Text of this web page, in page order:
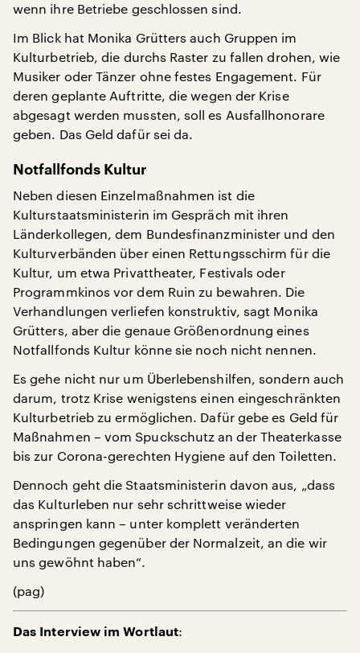
wenn ihre Betriebe geschlossen sind.
Im Blick hat Monika Grütters auch Gruppen im
Kulturbetrieb, die durchs Raster zu fallen drohen, wie
Musiker oder Tänzer ohne festes Engagement. Für
deren geplante Auftritte, die wegen der Krise
abgesagt werden mussten, soll es Ausfallhonorare
geben. Das Geld dafür sei da.
Notfallfonds Kultur
Neben diesen Einzelmaßnahmen ist die
Kulturstaatsministerin im Gespräch mit ihren
Länderkollegen, dem Bundesfinanzminister und den
Kulturverbänden über einen Rettungsschirm für die
Kultur, um etwa Privattheater, Festivals oder
Programmkinos vor dem Ruin zu bewahren. Die
Verhandlungen verliefen konstruktiv, sagt Monika
Grütters, aber die genaue Größenordnung eines
Notfallfonds Kultur könne sie noch nicht nennen.
Es gehe nicht nur um Überlebenshilfen, sondern auch
darum, trotz Krise wenigstens einen eingeschränkten
Kulturbetrieb zu ermöglichen. Dafür gebe es Geld für
Maßnahmen – vom Spuckschutz an der Theaterkasse
bis zur Corona-gerechten Hygiene auf den Toiletten.
Dennoch geht die Staatsministerin davon aus, „dass
das Kulturleben nur sehr schrittweise wieder
anspringen kann – unter komplett veränderten
Bedingungen gegenüber der Normalzeit, an die wir
uns gewöhnt haben“.
(pag)
Das Interview im Wortlaut: